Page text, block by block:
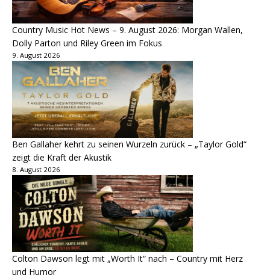
Country Music Hot News – 9. August 2026: Morgan Wallen,
Dolly Parton und Riley Green im Fokus
9. August 2026
Ben Gallaher kehrt zu seinen Wurzeln zurück – „Taylor Gold“
zeigt die Kraft der Akustik
8. August 2026
Colton Dawson legt mit „Worth It“ nach – Country mit Herz
und Humor